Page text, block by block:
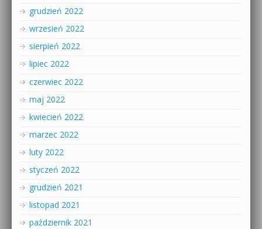
grudzień 2022
wrzesień 2022
sierpień 2022
lipiec 2022
czerwiec 2022
maj 2022
kwiecień 2022
marzec 2022
luty 2022
styczeń 2022
grudzień 2021
listopad 2021
październik 2021